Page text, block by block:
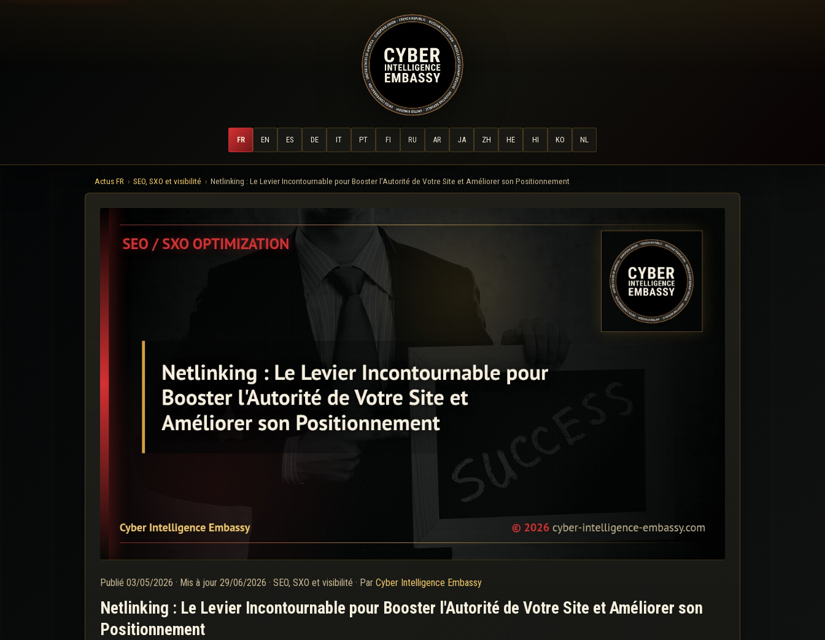
FR EN ES DE IT PT FI RU AR JA ZH HE HI KO NL
Actus FR SEO, SXO et visibilité Netlinking : Le Levier Incontournable pour Booster l'Autorité de Votre Site et Améliorer son Positionnement
Publié 03/05/2026 · Mis à jour 29/06/2026 · SEO, SXO et visibilité · Par Cyber Intelligence Embassy
Netlinking : Le Levier Incontournable pour Booster l'Autorité de Votre Site et Améliorer son
Positionnement